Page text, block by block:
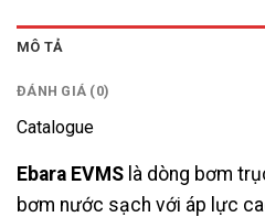
MÔ TẢ
ĐÁNH GIÁ (0)
Catalogue
Ebara EVMS là dòng bơm
bơm nước sạch với áp lực